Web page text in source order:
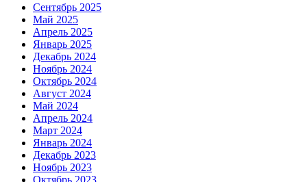
Сентябрь 2025
Май 2025
Апрель 2025
Январь 2025
Декабрь 2024
Ноябрь 2024
Октябрь 2024
Август 2024
Май 2024
Апрель 2024
Март 2024
Январь 2024
Декабрь 2023
Ноябрь 2023
Октябрь 2023